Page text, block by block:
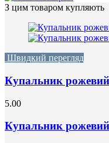
З цим товаром купляють
Швидкий перегляд
Купальник
5.00
Купальник